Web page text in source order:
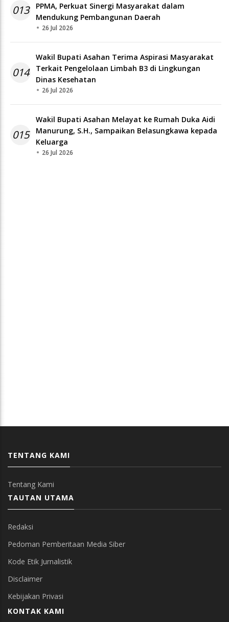
013
PPMA, Perkuat Sinergi Masyarakat dalam
Mendukung Pembangunan Daerah
26 Jul 2026
014
Wakil Bupati Asahan Terima Aspirasi Masyarakat
Terkait Pengelolaan Limbah B3 di Lingkungan
Dinas Kesehatan
26 Jul 2026
015
Wakil Bupati Asahan Melayat ke Rumah Duka Aidi
Manurung, S.H., Sampaikan Belasungkawa kepada
Keluarga
26 Jul 2026
TENTANG KAMI
Tentang Kami
TAUTAN UTAMA
Redaksi
Pedoman Pemberitaan Media Siber
Kode Etik Jurnalistik
Disclaimer
Kebijakan Privasi
KONTAK KAMI